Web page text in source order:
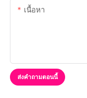
เนื้อหา
ส่งคำถามตอนนี้